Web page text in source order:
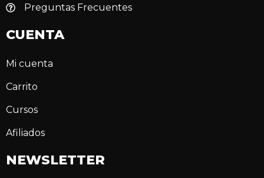
Preguntas Frecuentes
CUENTA
Mi cuenta
Carrito
Cursos
Afiliados
NEWSLETTER